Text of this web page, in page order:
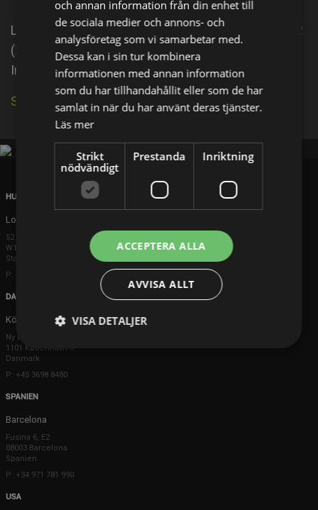
Liu Jia Xi is an actor, known for Well-Intended Love 2
(2020), Well-Intended Love 2 (2020) and Well-
Intended Love (2019).
Se källa på IMDb
HUVUDKONTOR
London
52 Brook Street
W1K 5DS London
Storbritannien
P: +44 203 608 8181
DANMARK
Köpenhamn
Ny Østergade 20
1101 København K
Danmark
P: +45 3698 8480
SPANIEN
Barcelona
Fusina 6, E2
08003 Barcelona
Spanien
P: +34 971 781 990
USA
och annan information från din enhet till
de sociala medier och annons- och
analysföretag som vi samarbetar med.
Dessa kan i sin tur kombinera
informationen med annan information
som du har tillhandahållit eller som de har
samlat in när du har använt deras tjänster.
Läs mer
Strikt
nödvändigt
Prestanda Inriktning
ACCEPTERA ALLA
AVVISA ALLT
VISA DETALJER